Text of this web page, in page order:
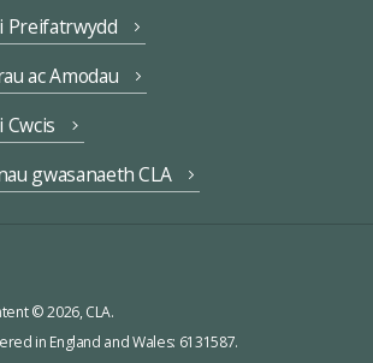
Preifatrwydd
ac Amodau
Cwcis
gwasanaeth CLA
© 2026, CLA.
in England and Wales: 6131587.